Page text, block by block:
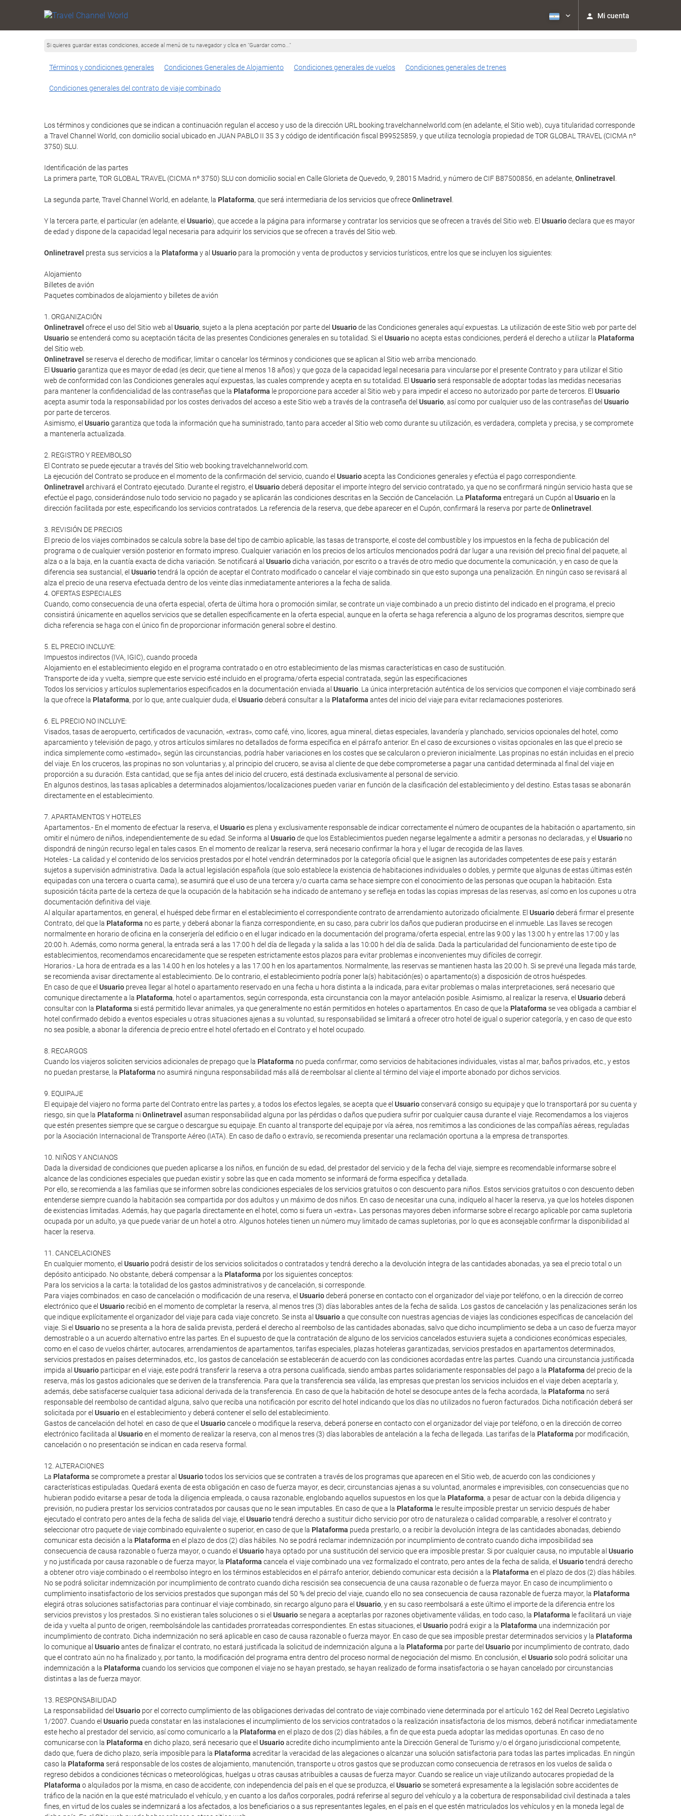
Mi cuenta
Si quieres guardar estas condiciones, accede al menú de tu navegador y clica en "Guardar como..."
Términos y condiciones generales Condiciones Generales de Alojamiento Condiciones generales de vuelos Condiciones generales de trenes
Condiciones generales del contrato de viaje combinado
Los términos y condiciones que se indican a continuación regulan el acceso y uso de la dirección URL booking.travelchannelworld.com (en adelante, el Sitio web), cuya titularidad corresponde
a Travel Channel World, con domicilio social ubicado en JUAN PABLO II 35 3 y código de identificación fiscal B99525859, y que utiliza tecnología propiedad de TOR GLOBAL TRAVEL (CICMA nº
3750) SLU.
Identificación de las partes
La primera parte, TOR GLOBAL TRAVEL (CICMA nº 3750) SLU con domicilio social en Calle Glorieta de Quevedo, 9, 28015 Madrid, y número de CIF B87500856, en adelante, Onlinetravel
La segunda parte, Travel Channel World, en adelante, la Plataforma, que será intermediaria de los servicios que ofreceOnlinetravel
Y la tercera parte, el particular (en adelante, el Usuario), que accede a la página para informarse y contratar los servicios que se ofrecen a través del Sitio web. El Usuariodeclara que es mayor
de edad y dispone de la capacidad legal necesaria para adquirir los servicios que se ofrecen a través del Sitio web.
Onlinetravel presta sus servicios a la Plataforma y al Usuario para la promoción y venta de productos y servicios turísticos, entre los que se incluyen los siguientes:
Alojamiento
Billetes de avión
Paquetes combinados de alojamiento y billetes de avión
1. ORGANIZACIÓN
Onlinetravel ofrece el uso del Sitio web al Usuario, sujeto a la plena aceptación por parte del Usuariode las Condiciones generales aquí expuestas. La utilización de este Sitio web por parte del
Usuariose entenderá como su aceptación tácita de las presentes Condiciones generales en su totalidad. Si el Usuario no acepta estas condiciones, perderá el derecho a utilizar la Plataforma
del Sitio web.
Onlinetravel se reserva el derecho de modificar, limitar o cancelar los términos y condiciones que se aplican al Sitio web arriba mencionado.
El Usuariogarantiza que es mayor de edad (es decir, que tiene al menos 18 años) y que goza de la capacidad legal necesaria para vincularse por el presente Contrato y para utilizar el Sitio
web de conformidad con las Condiciones generales aquí expuestas, las cuales comprende y acepta en su totalidad. El Usuarioserá responsable de adoptar todas las medidas necesarias
para mantener la confidencialidad de las contraseñas que la Plataforma le proporcione para acceder al Sitio web y para impedir el acceso no autorizado por parte de terceros. El Usuario
acepta asumir toda la responsabilidad por los costes derivados del acceso a este Sitio web a través de la contraseña del Usuario, así como por cualquier uso de las contraseñas del Usuario
por parte de terceros.
Asimismo, el Usuariogarantiza que toda la información que ha suministrado, tanto para acceder al Sitio web como durante su utilización, es verdadera, completa y precisa, y se compromete
a mantenerla actualizada.
2. REGISTRO Y REEMBOLSO
El Contrato se puede ejecutar a través del Sitio web booking.travelchannelworld.com.
La ejecución del Contrato se produce en el momento de la confirmación del servicio, cuando el Usuarioacepta las Condiciones generales y efectúa el pago correspondiente.
Onlinetravel archivará el Contrato ejecutado. Durante el registro, el Usuariodeberá depositar el importe íntegro del servicio contratado, ya que no se confirmará ningún servicio hasta que se
efectúe el pago, considerándose nulo todo servicio no pagado y se aplicarán las condiciones descritas en la Sección de Cancelación. La Plataforma entregará un Cupón al Usuarioen la
dirección facilitada por este, especificando los servicios contratados. La referencia de la reserva, que debe aparecer en el Cupón, confirmará la reserva por parte deOnlinetravel
3. REVISIÓN DE PRECIOS
El precio de los viajes combinados se calcula sobre la base del tipo de cambio aplicable, las tasas de transporte, el coste del combustible y los impuestos en la fecha de publicación del
programa o de cualquier versión posterior en formato impreso. Cualquier variación en los precios de los artículos mencionados podrá dar lugar a una revisión del precio final del paquete, al
alza o a la baja, en la cuantía exacta de dicha variación. Se notificará al Usuariodicha variación, por escrito o a través de otro medio que documente la comunicación, y en caso de que la
diferencia sea sustancial, el Usuariotendrá la opción de aceptar el Contrato modificado o cancelar el viaje combinado sin que esto suponga una penalización. En ningún caso se revisará al
alza el precio de una reserva efectuada dentro de los veinte días inmediatamente anteriores a la fecha de salida.
4. OFERTAS ESPECIALES
Cuando, como consecuencia de una oferta especial, oferta de última hora o promoción similar, se contrate un viaje combinado a un precio distinto del indicado en el programa, el precio
consistirá únicamente en aquellos servicios que se detallen específicamente en la oferta especial, aunque en la oferta se haga referencia a alguno de los programas descritos, siempre que
dicha referencia se haga con el único fin de proporcionar información general sobre el destino.
5. EL PRECIO INCLUYE:
Impuestos indirectos (IVA, IGIC), cuando proceda
Alojamiento en el establecimiento elegido en el programa contratado o en otro establecimiento de las mismas características en caso de sustitución.
Transporte de ida y vuelta, siempre que este servicio esté incluido en el programa/oferta especial contratada, según las especificaciones
Todos los servicios y artículos suplementarios especificados en la documentación enviada al Usuario . La única interpretación auténtica de los servicios que componen el viaje combinado será
la que ofrece la Plataforma, por lo que, ante cualquier duda, el Usuariodeberá consultar a la Plataforma antes del inicio del viaje para evitar reclamaciones posteriores.
6. EL PRECIO NO INCLUYE:
Visados, tasas de aeropuerto, certificados de vacunación, «extras», como café, vino, licores, agua mineral, dietas especiales, lavandería y planchado, servicios opcionales del hotel, como
aparcamiento y televisión de pago, y otros artículos similares no detallados de forma específica en el párrafo anterior. En el caso de excursiones o visitas opcionales en las que el precio se
indica simplemente como «estimado», según las circunstancias, podría haber variaciones en los costes que se calcularon o previeron inicialmente. Las propinas no están incluidas en el precio
del viaje. En los cruceros, las propinas no son voluntarias y, al principio del crucero, se avisa al cliente de que debe comprometerse a pagar una cantidad determinada al final del viaje en
proporción a su duración. Esta cantidad, que se fija antes del inicio del crucero, está destinada exclusivamente al personal de servicio.
En algunos destinos, las tasas aplicables a determinados alojamientos/localizaciones pueden variar en función de la clasificación del establecimiento y del destino. Estas tasas se abonarán
directamente en el establecimiento.
7. APARTAMENTOS Y HOTELES
Apartamentos.- En el momento de efectuar la reserva, el Usuarioes plena y exclusivamente responsable de indicar correctamente el número de ocupantes de la habitación o apartamento, sin
omitir el número de niños, independientemente de su edad. Se informa al Usuariode que los Establecimientos pueden negarse legalmente a admitir a personas no declaradas, y el Usuario no
dispondrá de ningún recurso legal en tales casos. En el momento de realizar la reserva, será necesario confirmar la hora y el lugar de recogida de las llaves.
Hoteles.- La calidad y el contenido de los servicios prestados por el hotel vendrán determinados por la categoría oficial que le asignen las autoridades competentes de ese país y estarán
sujetos a supervisión administrativa. Dada la actual legislación española (que solo establece la existencia de habitaciones individuales o dobles, y permite que algunas de estas últimas estén
equipadas con una tercera o cuarta cama), se asumirá que el uso de una tercera y/o cuarta cama se hace siempre con el conocimiento de las personas que ocupan la habitación. Esta
suposición tácita parte de la certeza de que la ocupación de la habitación se ha indicado de antemano y se refleja en todas las copias impresas de las reservas, así como en los cupones u otra
documentación definitiva del viaje.
Al alquilar apartamentos, en general, el huésped debe firmar en el establecimiento el correspondiente contrato de arrendamiento autorizado oficialmente. El Usuariodeberá firmar el presente
Contrato, del que la Plataforma no es parte, y deberá abonar la fianza correspondiente, en su caso, para cubrir los daños que pudieran producirse en el inmueble. Las llaves se recogen
normalmente en horario de oficina en la conserjería del edificio o en el lugar indicado en la documentación del programa/oferta especial, entre las 9:00 y las 13:00 h y entre las 17:00 y las
20:00 h. Además, como norma general, la entrada será a las 17:00 h del día de llegada y la salida a las 10:00 h del día de salida. Dada la particularidad del funcionamiento de este tipo de
establecimientos, recomendamos encarecidamente que se respeten estrictamente estos plazos para evitar problemas e inconvenientes muy difíciles de corregir.
Horarios.- La hora de entrada es a las 14:00 h en los hoteles y a las 17:00 h en los apartamentos. Normalmente, las reservas se mantienen hasta las 20:00 h. Si se prevé una llegada más tarde,
se recomienda avisar directamente al establecimiento. De lo contrario, el establecimiento podría poner la(s) habitación(es) o apartamento(s) a disposición de otros huéspedes.
En caso de que el Usuario prevea llegar al hotel o apartamento reservado en una fecha u hora distinta a la indicada, para evitar problemas o malas interpretaciones, será necesario que
comunique directamente a la Plataforma, hotel o apartamentos, según corresponda, esta circunstancia con la mayor antelación posible. Asimismo, al realizar la reserva, el Usuariodeberá
consultar con la Plataforma si está permitido llevar animales, ya que generalmente no están permitidos en hoteles o apartamentos. En caso de que la Plataforma se vea obligada a cambiar el
hotel confirmado debido a eventos especiales u otras situaciones ajenas a su voluntad, su responsabilidad se limitará a ofrecer otro hotel de igual o superior categoría, y en caso de que esto
no sea posible, a abonar la diferencia de precio entre el hotel ofertado en el Contrato y el hotel ocupado.
8. RECARGOS
Cuando los viajeros soliciten servicios adicionales de prepago que la Plataforma no pueda confirmar, como servicios de habitaciones individuales, vistas al mar, baños privados, etc., y estos
no puedan prestarse, la Plataforma no asumirá ninguna responsabilidad más allá de reembolsar al cliente al término del viaje el importe abonado por dichos servicios.
9. EQUIPAJE
El equipaje del viajero no forma parte del Contrato entre las partes y, a todos los efectos legales, se acepta que el Usuarioconservará consigo su equipaje y que lo transportará por su cuenta y
riesgo, sin que la Plataforma ni Onlinetravel asuman responsabilidad alguna por las pérdidas o daños que pudiera sufrir por cualquier causa durante el viaje. Recomendamos a los viajeros
que estén presentes siempre que se cargue o descargue su equipaje. En cuanto al transporte del equipaje por vía aérea, nos remitimos a las condiciones de las compañías aéreas, reguladas
por la Asociación Internacional de Transporte Aéreo (IATA). En caso de daño o extravío, se recomienda presentar una reclamación oportuna a la empresa de transportes.
10. NIÑOS Y ANCIANOS
Dada la diversidad de condiciones que pueden aplicarse a los niños, en función de su edad, del prestador del servicio y de la fecha del viaje, siempre es recomendable informarse sobre el
alcance de las condiciones especiales que puedan existir y sobre las que en cada momento se informará de forma específica y detallada.
Por ello, se recomienda a las familias que se informen sobre las condiciones especiales de los servicios gratuitos o con descuento para niños. Estos servicios gratuitos o con descuento deben
entenderse siempre cuando la habitación sea compartida por dos adultos y un máximo de dos niños. En caso de necesitar una cuna, indíquelo al hacer la reserva, ya que los hoteles disponen
de existencias limitadas. Además, hay que pagarla directamente en el hotel, como si fuera un «extra». Las personas mayores deben informarse sobre el recargo aplicable por cama supletoria
ocupada por un adulto, ya que puede variar de un hotel a otro. Algunos hoteles tienen un número muy limitado de camas supletorias, por lo que es aconsejable confirmar la disponibilidad al
hacer la reserva.
11. CANCELACIONES
En cualquier momento, el Usuario podrá desistir de los servicios solicitados o contratados y tendrá derecho a la devolución íntegra de las cantidades abonadas, ya sea el precio total o un
depósito anticipado. No obstante, deberá compensar a la Plataforma por los siguientes conceptos:
Para los servicios a la carta: la totalidad de los gastos administrativos y de cancelación, si corresponde.
Para viajes combinados: en caso de cancelación o modificación de una reserva, el Usuariodeberá ponerse en contacto con el organizador del viaje por teléfono, o en la dirección de correo
electrónico que el Usuario recibió en el momento de completar la reserva, al menos tres (3) días laborables antes de la fecha de salida. Los gastos de cancelación y las penalizaciones serán los
que indique explícitamente el organizador del viaje para cada viaje concreto. Se insta al Usuarioa que consulte con nuestras agencias de viajes las condiciones específicas de cancelación del
viaje. Si el Usuario no se presenta a la hora de salida prevista, perderá el derecho al reembolso de las cantidades abonadas, salvo que dicho incumplimiento se deba a un caso de fuerza mayor
demostrable o a un acuerdo alternativo entre las partes. En el supuesto de que la contratación de alguno de los servicios cancelados estuviera sujeta a condiciones económicas especiales,
como en el caso de vuelos chárter, autocares, arrendamientos de apartamentos, tarifas especiales, plazas hoteleras garantizadas, servicios prestados en apartamentos determinados,
servicios prestados en países determinados, etc., los gastos de cancelación se establecerán de acuerdo con las condiciones acordadas entre las partes. Cuando una circunstancia justificada
impida al Usuario participar en el viaje, este podrá transferir la reserva a otra persona cualificada, siendo ambas partes solidariamente responsables del pago a la Plataforma del precio de la
reserva, más los gastos adicionales que se deriven de la transferencia. Para que la transferencia sea válida, las empresas que prestan los servicios incluidos en el viaje deben aceptarla y,
además, debe satisfacerse cualquier tasa adicional derivada de la transferencia. En caso de que la habitación de hotel se desocupe antes de la fecha acordada, la Plataforma no será
responsable del reembolso de cantidad alguna, salvo que reciba una notificación por escrito del hotel indicando que los días no utilizados no fueron facturados. Dicha notificación deberá ser
solicitada por el Usuarioen el establecimiento y deberá contener el sello del establecimiento.
Gastos de cancelación del hotel: en caso de que el Usuariocancele o modifique la reserva, deberá ponerse en contacto con el organizador del viaje por teléfono, o en la dirección de correo
electrónico facilitada al Usuarioen el momento de realizar la reserva, con al menos tres (3) días laborables de antelación a la fecha de llegada. Las tarifas de la Plataforma por modificación,
cancelación o no presentación se indican en cada reserva formal.
12. ALTERACIONES
La Plataforma se compromete a prestar al Usuariotodos los servicios que se contraten a través de los programas que aparecen en el Sitio web, de acuerdo con las condiciones y
características estipuladas. Quedará exenta de esta obligación en caso de fuerza mayor, es decir, circunstancias ajenas a su voluntad, anormales e imprevisibles, con consecuencias que no
hubieran podido evitarse a pesar de toda la diligencia empleada, o causa razonable, englobando aquellos supuestos en los que la Plataforma, a pesar de actuar con la debida diligencia y
previsión, no pudiera prestar los servicios contratados por causas que no le sean imputables. En caso de que a la Plataforma le resulte imposible prestar un servicio después de haber
ejecutado el contrato pero antes de la fecha de salida del viaje, el Usuariotendrá derecho a sustituir dicho servicio por otro de naturaleza o calidad comparable, a resolver el contrato y
seleccionar otro paquete de viaje combinado equivalente o superior, en caso de que la Plataforma pueda prestarlo, o a recibir la devolución íntegra de las cantidades abonadas, debiendo
comunicar esta decisión a la Plataforma en el plazo de dos (2) días hábiles. No se podrá reclamar indemnización por incumplimiento de contrato cuando dicha imposibilidad sea
consecuencia de causa razonable o fuerza mayor, o cuando el Usuario haya optado por una sustitución del servicio que era imposible prestar. Si por cualquier causa, no imputable al Usuario
y no justificada por causa razonable o de fuerza mayor, la Plataforma cancela el viaje combinado una vez formalizado el contrato, pero antes de la fecha de salida, el Usuariotendrá derecho
a obtener otro viaje combinado o el reembolso íntegro en los términos establecidos en el párrafo anterior, debiendo comunicar esta decisión a la Plataforma en el plazo de dos (2) días hábiles.
No se podrá solicitar indemnización por incumplimiento de contrato cuando dicha rescisión sea consecuencia de una causa razonable o de fuerza mayor. En caso de incumplimiento o
cumplimiento insatisfactorio de los servicios prestados que supongan más del 50 % del precio del viaje, cuando ello no sea consecuencia de causa razonable de fuerza mayor, la Plataforma
elegirá otras soluciones satisfactorias para continuar el viaje combinado, sin recargo alguno para el Usuario, y en su caso reembolsará a este último el importe de la diferencia entre los
servicios previstos y los prestados. Si no existieran tales soluciones o si el Usuariose negara a aceptarlas por razones objetivamente válidas, en todo caso, la Plataforma le facilitará un viaje
de ida y vuelta al punto de origen, reembolsándole las cantidades prorrateadas correspondientes. En estas situaciones, el Usuario podrá exigir a la Plataforma una indemnización por
incumplimiento de contrato. Dicha indemnización no será aplicable en caso de causa razonable o fuerza mayor. En caso de que sea imposible prestar determinados servicios y la Plataforma
lo comunique al Usuarioantes de finalizar el contrato, no estará justificada la solicitud de indemnización alguna a la Plataforma por parte del Usuario por incumplimiento de contrato, dado
que el contrato aún no ha finalizado y, por tanto, la modificación del programa entra dentro del proceso normal de negociación del mismo. En conclusión, el Usuariosolo podrá solicitar una
indemnización a la Plataforma cuando los servicios que componen el viaje no se hayan prestado, se hayan realizado de forma insatisfactoria o se hayan cancelado por circunstancias
distintas a las de fuerza mayor.
13. RESPONSABILIDAD
La responsabilidad del Usuario por el correcto cumplimiento de las obligaciones derivadas del contrato de viaje combinado viene determinada por el artículo 162 del Real Decreto Legislativo
1/2007. Cuando el Usuario pueda constatar en las instalaciones el incumplimiento de los servicios contratados o la realización insatisfactoria de los mismos, deberá notificar inmediatamente
este hecho al prestador del servicio, así como comunicarlo a la Plataforma en el plazo de dos (2) días hábiles, a fin de que esta pueda adoptar las medidas oportunas. En caso de no
comunicarse con la Plataforma en dicho plazo, será necesario que el Usuarioacredite dicho incumplimiento ante la Dirección General de Turismo y/o el órgano jurisdiccional competente,
dado que, fuera de dicho plazo, sería imposible para la Plataforma acreditar la veracidad de las alegaciones o alcanzar una solución satisfactoria para todas las partes implicadas. En ningún
caso la Plataforma será responsable de los costes de alojamiento, manutención, transporte u otros gastos que se produzcan como consecuencia de retrasos en los vuelos de salida o
regreso debidos a condiciones técnicas o meteorológicas, huelgas u otras causas atribuibles a causas de fuerza mayor. Cuando se realice un viaje utilizando autocares propiedad de la
Plataforma o alquilados por la misma, en caso de accidente, con independencia del país en el que se produzca, el Usuariose someterá expresamente a la legislación sobre accidentes de
tráfico de la nación en la que esté matriculado el vehículo, y en cuanto a los daños corporales, podrá referirse al seguro del vehículo y a la cobertura de responsabilidad civil destinada a tales
fines, en virtud de los cuales se indemnizará a los afectados, a los beneficiarios o a sus representantes legales, en el país en el que estén matriculados los vehículos y en la moneda legal de